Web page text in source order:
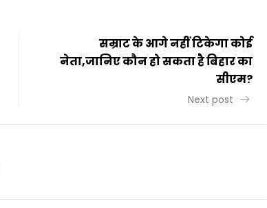
सम्राट के आगे नहीं टिकेगा कोई
नेता,जानिए कौन हो सकता है बिहार का
सीएम?
Next post